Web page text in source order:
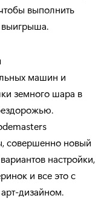
выполнить
выигрыша.
машин и
земного шара в
совершенно новый
настройки,
и все это с
дизайном.